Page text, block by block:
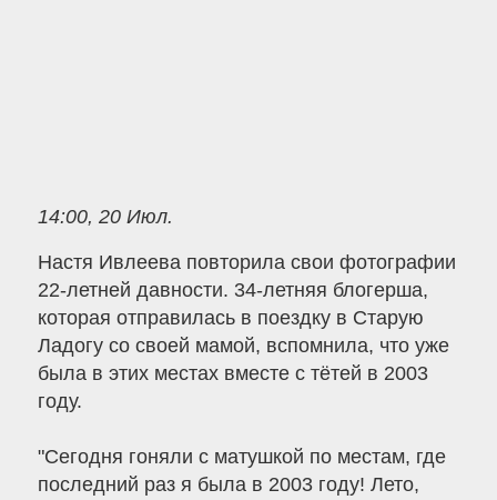
14:00, 20 Июл.
Настя Ивлеева повторила свои фотографии
22-летней давности. 34-летняя блогерша,
которая отправилась в поездку в Старую
Ладогу со своей мамой, вспомнила, что уже
была в этих местах вместе с тётей в 2003
году.
"Сегодня гоняли с матушкой по местам, где
последний раз я была в 2003 году! Лето,